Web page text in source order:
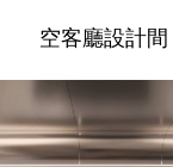
空客廳設計間